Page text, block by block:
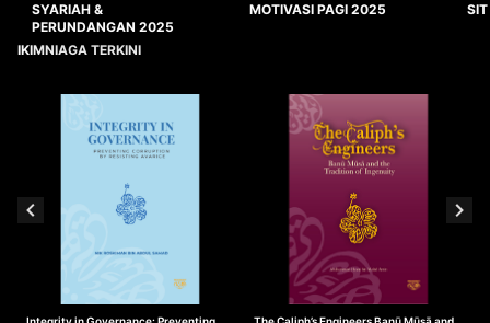
SYARIAH &
PERUNDANGAN 2025
MOTIVASI PAGI 2025
IKIMNIAGA TERKINI